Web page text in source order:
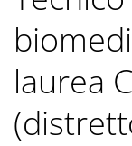
laurea